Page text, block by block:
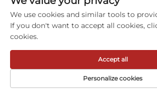
Telif Hakkı © ZheJiang RUIDA
We use cookies and similar tools to
If you don't want to accept all cookies,
cookies.
Personalize cookies
Accept all